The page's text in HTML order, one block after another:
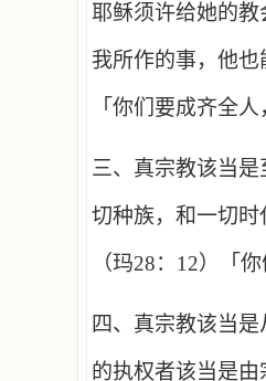
耶稣须许给她的
我所作的事，他
「你们要成齐全
三、真宗教该当
切种族，和一切
（玛28：12）「
四、真宗教该当
的执权者该当是